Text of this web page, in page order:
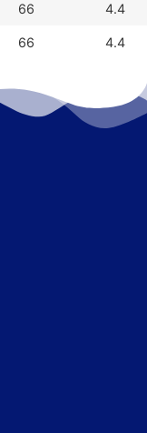
66 4.4
66 4.4